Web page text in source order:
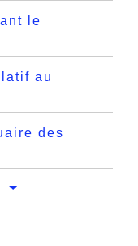
le
au
des